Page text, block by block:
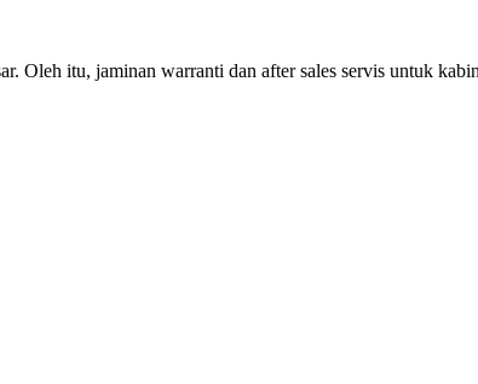
Oleh itu, jaminan warranti dan after sales servis untuk